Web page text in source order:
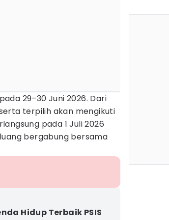
29–30 Juni 2026. Dari
terpilih akan mengikuti
pada 1 Juli 2026
bergabung bersama
Hidup Terbaik PSIS